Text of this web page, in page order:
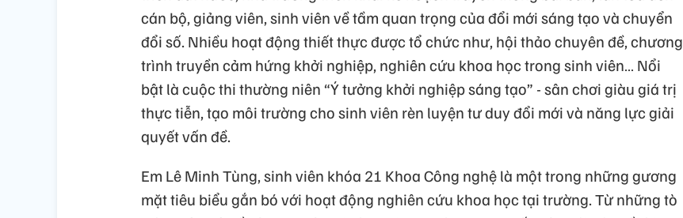
cán bộ, giảng viên, sinh viên về tầm quan trọng của đổi mới sáng tạo và chuyển
đổi số. Nhiều hoạt động thiết thực được tổ chức như, hội thảo chuyên đề, chương
trình truyền cảm hứng khởi nghiệp, nghiên cứu khoa học trong sinh viên… Nổi
bật là cuộc thi thường niên “Ý tưởng khởi nghiệp sáng tạo” - sân chơi giàu giá trị
thực tiễn, tạo môi trường cho sinh viên rèn luyện tư duy đổi mới và năng lực giải
quyết vấn đề.
Em Lê Minh Tùng, sinh viên khóa 21 Khoa Công nghệ là một trong những gương
mặt tiêu biểu gắn bó với hoạt động nghiên cứu khoa học tại trường. Từ những tò